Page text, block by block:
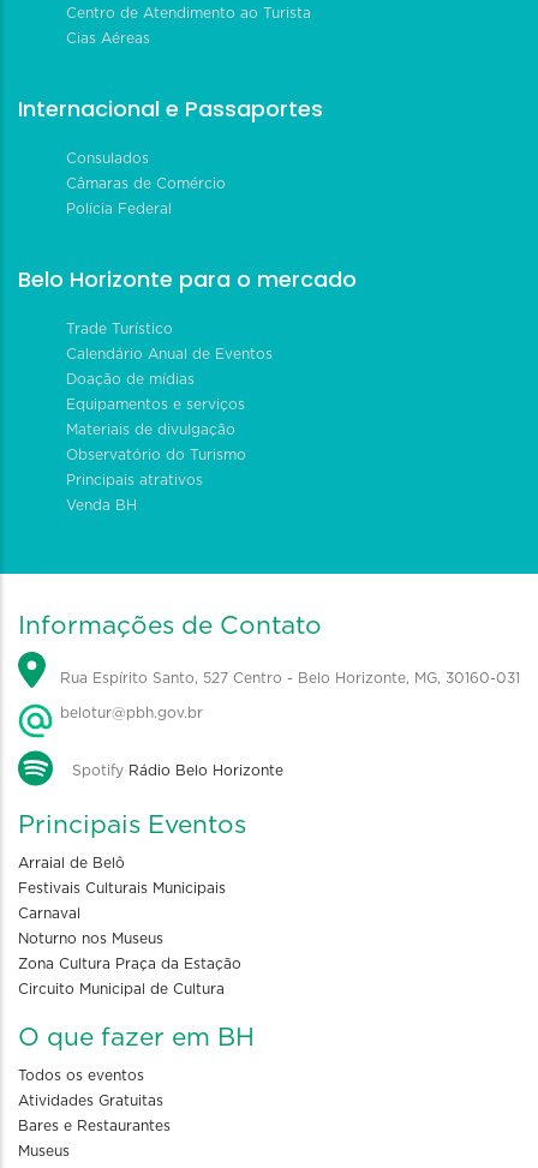
Centro de Atendimento ao Turista
Cias Aéreas
Internacional e Passaportes
Consulados
Câmaras de Comércio
Polícia Federal
Belo Horizonte para o mercado
Trade Turístico
Calendário Anual de Eventos
Doação de mídias
Equipamentos e serviços
Materiais de divulgação
Observatório do Turismo
Principais atrativos
Venda BH
Informações de Contato
Rua Espírito Santo, 527 Centro - Belo Horizonte, MG, 30160-031
belotur@pbh.gov.br
Spotify Rádio Belo Horizonte
Principais Eventos
Arraial de Belô
Festivais Culturais Municipais
Carnaval
Noturno nos Museus
Zona Cultura Praça da Estação
Circuito Municipal de Cultura
O que fazer em BH
Todos os eventos
Atividades Gratuitas
Bares e Restaurantes
Museus